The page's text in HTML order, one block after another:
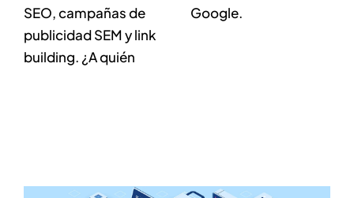
SEO, campañas de
publicidad SEM y link
building. ¿A quién
Google.